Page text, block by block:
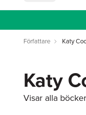
Författare Katy
Katy
Visar alla